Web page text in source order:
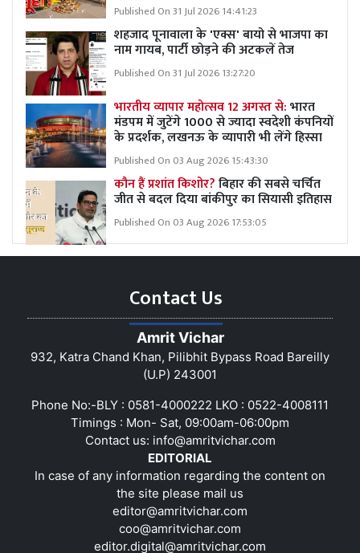
Published On 31 Jul 2026 14:41:23
शहजाद पूनावाला के 'एक्स' बायो से भाजपा का
नाम गायब, पार्टी छोड़ने की अटकलें तेज
Published On 31 Jul 2026 13:27:20
भारतीय व्यापार महोत्सव 12 अगस्त से:भारत
मंडपम में जुटेंगे 1000 से ज्यादा स्वदेशी कंपनियों
के प्रदर्शक, लखनऊ के व्यापारी भी लेंगे हिस्सा
Published On 03 Aug 2026 15:43:30
कौन हैं प्रशांत किशोर?बिहार की सबसे चर्चित
जीत से बदल दिया बांकीपुर का सियासी इतिहास
Published On 03 Aug 2026 17:53:05
Contact Us
Amrit Vichar
932, Katra Chand Khan, Pilibhit Bypass Road Bareilly
(U.P) 243001
Phone No:-BLY : 0581-4000222 LKO : 0522-4008111
Timings : Mon- Sat, 09:00am-06:00pm
Contact us: info@amritvichar.com
EDITORIAL
In case of any information regarding the content on
the site please mail us
editor@amritvichar.com
coo@amritvichar.com
editor.digital@amritvichar.com